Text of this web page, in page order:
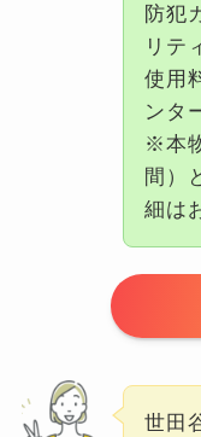
防犯
リテ
使用
ンタ
※本
間）
細は
世田